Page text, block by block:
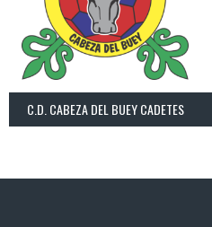
C.D. CABEZA DEL BUEY CADETES